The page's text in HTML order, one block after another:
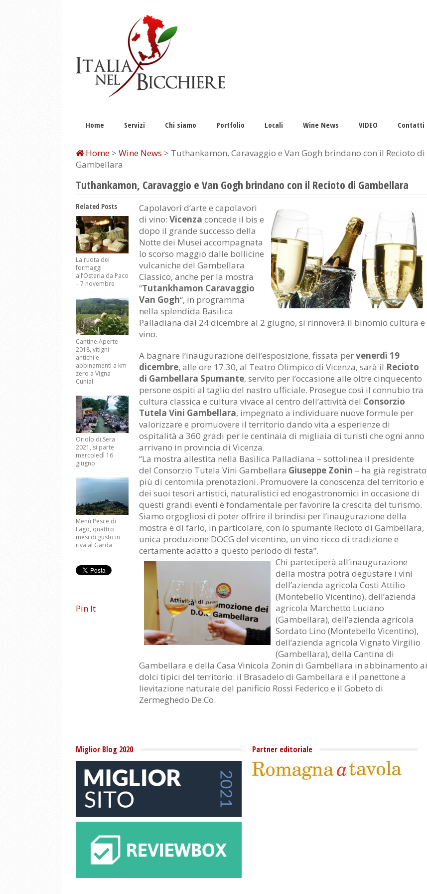
Home Servizi Chi siamo Portfolio Locali Wine News VIDEO Contatti
Home > Wine News > Tuthankamon, Caravaggio e Van Gogh brindano con il Recioto di
Gambellara
Tuthankamon, Caravaggio e Van Gogh brindano con il Recioto di Gambellara
Capolavori d’arte e capolavori
di vino:Vicenza concede il bis e
dopo il grande successo della
Notte dei Musei accompagnata
lo scorso maggio dalle bollicine
vulcaniche del Gambellara
Classico, anche per la mostra
“Tutankhamon Caravaggio
Van Gogh“, in programma
nella splendida Basilica
Palladiana dal 24 dicembre al 2 giugno, si rinnoverà il binomio cultura e
vino.
A bagnare l’inaugurazione dell’esposizione, fissata pervenerdì 19
dicembre, alle ore 17.30, al Teatro Olimpico di Vicenza, sarà il Recioto
di Gambellara Spumante, servito per l’occasione alle oltre cinquecento
persone ospiti al taglio del nastro ufficiale. Prosegue così il connubio tra
cultura classica e cultura vivace al centro dell’attività del Consorzio
Tutela Vini Gambellara, impegnato a individuare nuove formule per
valorizzare e promuovere il territorio dando vita a esperienze di
ospitalità a 360 gradi per le centinaia di migliaia di turisti che ogni anno
arrivano in provincia di Vicenza.
“La mostra allestita nella Basilica Palladiana – sottolinea il presidente
del Consorzio Tutela Vini Gambellara Giuseppe Zonin – ha già registrato
più di centomila prenotazioni. Promuovere la conoscenza del territorio e
dei suoi tesori artistici, naturalistici ed enogastronomici in occasione di
questi grandi eventi è fondamentale per favorire la crescita del turismo.
Siamo orgogliosi di poter offrire il brindisi per l’inaugurazione della
mostra e di farlo, in particolare, con lo spumante Recioto di Gambellara,
unica produzione DOCG del vicentino, un vino ricco di tradizione e
certamente adatto a questo periodo di festa”.
Chi parteciperà all’inaugurazione
della mostra potrà degustare i vini
dell’azienda agricola Costi Attilio
(Montebello Vicentino), dell’azienda
agricola Marchetto Luciano
(Gambellara), dell’azienda agricola
Sordato Lino (Montebello Vicentino),
dell’azienda agricola Vignato Virgilio
(Gambellara), della Cantina di
Gambellara e della Casa Vinicola Zonin di Gambellara in abbinamento ai
dolci tipici del territorio: il Brasadelo di Gambellara e il panettone a
lievitazione naturale del panificio Rossi Federico e il Gobeto di
Zermeghedo De.Co.
Related Posts
La ruota dei
formaggi
all’Osteria da Paco
– 7 novembre
Cantine Aperte
2018, vitigni
antichi e
abbinamenti a km
zero a Vigna
Cunial
Oriolo di Sera
2021, si parte
mercoledì 16
giugno
Menù Pesce di
Lago, quattro
mesi di gusto in
riva al Garda
Pin It
Miglior Blog 2020 Partner editoriale